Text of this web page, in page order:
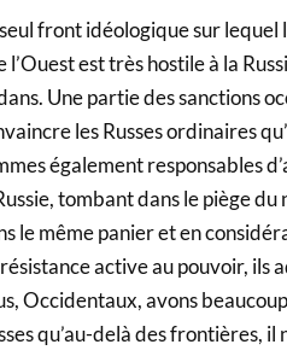
front idéologique sur lequel
l’Ouest est très hostile à la
Une partie des sanctions
les Russes ordinaires
également responsables
tombant dans le piège
le même panier et en
active au pouvoir, ils
Occidentaux, avons
qu’au-delà des frontières, il